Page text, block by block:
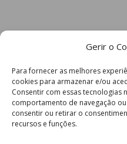
Gerir o
Para fornecer as melhores
cookies para armazenar e/ou
Consentir com essas
comportamento de navegação
consentir ou retirar o
recursos e funções.